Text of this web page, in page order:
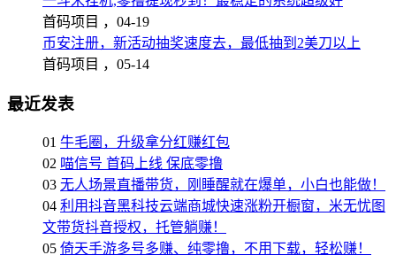
首码项目 ， 04-19
币安注册，新活动抽奖速度去，最低抽到2美刀以上
首码项目 ， 05-14
最近发表
01 牛毛圈，升级拿分红赚红包
02 喵信号 首码上线 保底零撸
03 无人场景直播带货，刚睡醒就在爆单，小白也能做！
04 利用抖音黑科技云端商城快速涨粉开橱窗，米无忧图
文带货抖音授权，托管躺赚！
05 倚天手游多号多赚、纯零撸，不用下载，轻松赚！